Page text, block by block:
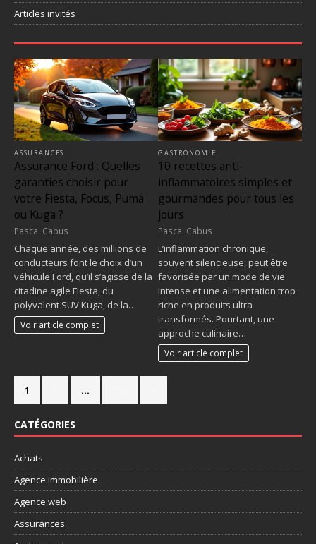
Articles invités
ASSURANCES
Assurance Ford : Quelles
garanties choisir pour
votre Fiesta, Focus, Puma
ou Kuga ?
Pascal Cabus
Chaque année, des millions de
conducteurs font le choix d’un
véhicule Ford, qu’il s’agisse de la
citadine agile Fiesta, du
polyvalent SUV Kuga, de la…
Voir article complet
GASTRONOMIE
10 recettes anti-
inflammatoires simples et
gourmandes pour tous les
jours
Pascal Cabus
L’inflammation chronique,
souvent silencieuse, peut être
favorisée par un mode de vie
intense et une alimentation trop
riche en produits ultra-
transformés. Pourtant, une
approche culinaire…
Voir article complet
1 …
CATÉGORIES
Achats
Agence immobilière
Agence web
Assurances